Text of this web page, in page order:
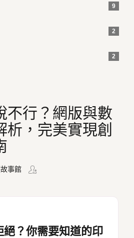
9
2
2
不行？網版與數
析，完美實現創
事館
絕？你需要知道的印